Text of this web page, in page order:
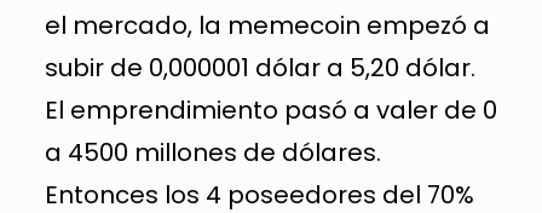
el mercado, la memecoin empezó a
subir de 0,000001 dólar a 5,20 dólar.
El emprendimiento pasó a valer de 0
a 4500 millones de dólares.
Entonces los 4 poseedores del 70%